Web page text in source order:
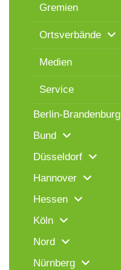
Gremien
Ortsverbände
Medien
Service
Berlin-Brandenburg
Bund
Düsseldorf
Hannover
Hessen
Köln
Nord
Nürnberg